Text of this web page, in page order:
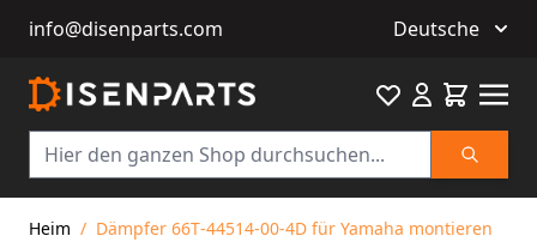
info@disenparts.com Deutsche
Suche
Favourite
Heim / Dämpfer 66T‑44514‑00‑4D für Yamaha montieren